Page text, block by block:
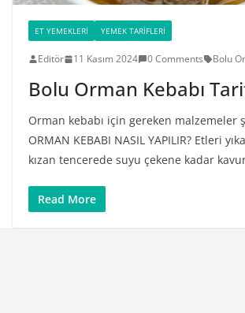
ET YEMEKLERI YEMEK TARIFLERI
Editör 11 Kasım 2024 0 Comments Bolu
Bolu Orman Kebabı
Orman kebabı için gereken malzemeler
ORMAN KEBABI NASIL YAPILIR? Etleri
kızan tencerede suyu çekene kadar
Read More